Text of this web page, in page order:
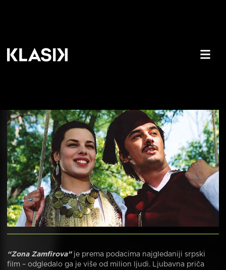
“Zona Zamfirova”je prema podacima najgledaniji srpski
film – odgledalo ga je više od milion ljudi. Ljubavna priča